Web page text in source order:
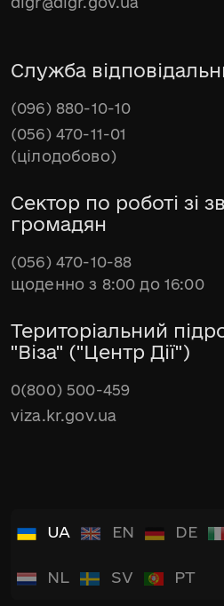
Служба
(096) 880-10-10
(056) 470-11-01
(цілодобово)
Сектор по роботі зі
громадян
(056) 470-10-88
щоденно з 8:00 до 16:00
Територіальний
"Віза" ("Центр Дії")
0(800) 500-459
viza.kr.gov.ua
UA EN DE
NL SV PT